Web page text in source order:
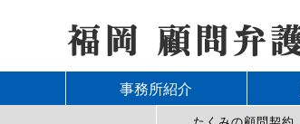
事務所紹介